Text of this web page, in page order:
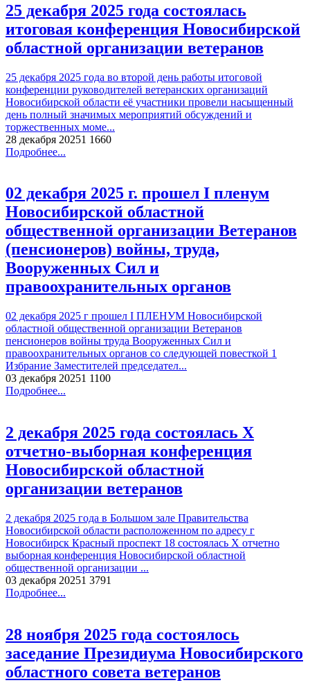
25 декабря 2025 года состоялась
итоговая конференция Новосибирской
областной организации ветеранов
25 декабря 2025 года во второй день работы итоговой
конференции руководителей ветеранских организаций
Новосибирской области её участники провели насыщенный
день полный значимых мероприятий обсуждений и
торжественных моме...
28 декабря 20251 1660
Подробнее...
02 декабря 2025 г. прошел I пленум
Новосибирской областной
общественной организации Ветеранов
(пенсионеров) войны, труда,
Вооруженных Сил и
правоохранительных органов
02 декабря 2025 г прошел I ПЛЕНУМ Новосибирской
областной общественной организации Ветеранов
пенсионеров войны труда Вооруженных Сил и
правоохранительных органов со следующей повесткой 1
Избрание Заместителей председател...
03 декабря 20251 1100
Подробнее...
2 декабря 2025 года состоялась X
отчетно-выборная конференция
Новосибирской областной
организации ветеранов
2 декабря 2025 года в Большом зале Правительства
Новосибирской области расположенном по адресу г
Новосибирск Красный проспект 18 состоялась X отчетно
выборная конференция Новосибирской областной
общественной организации ...
03 декабря 20251 3791
Подробнее...
28 ноября 2025 года состоялось
заседание Президиума Новосибирского
областного совета ветеранов